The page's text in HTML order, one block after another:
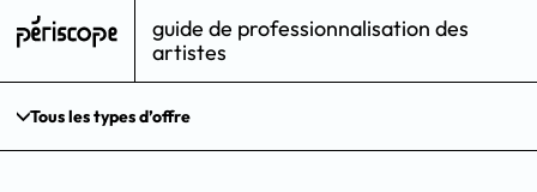
guide de professionnalisation des
artistes
Tous les types d’offre